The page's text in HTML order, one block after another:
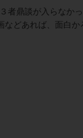
者鼎談が入らなか
どあれば、面白